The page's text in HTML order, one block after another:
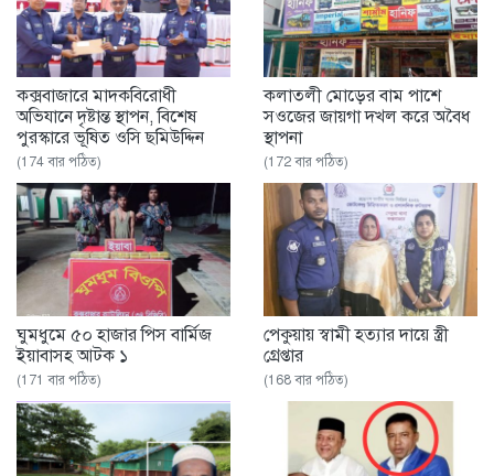
কক্সবাজারে মাদকবিরোধী
অভিযানে দৃষ্টান্ত স্থাপন, বিশেষ
পুরস্কারে ভূষিত ওসি ছমিউদ্দিন
(174 বার পঠিত)
কলাতলী মোড়ের বাম পাশে
সওজের জায়গা দখল করে অবৈধ
স্থাপনা
(172 বার পঠিত)
ঘুমধুমে ৫০ হাজার পিস বার্মিজ
ইয়াবাসহ আটক ১
(171 বার পঠিত)
পেকুয়ায় স্বামী হত্যার দায়ে স্ত্রী
গ্রেপ্তার
(168 বার পঠিত)